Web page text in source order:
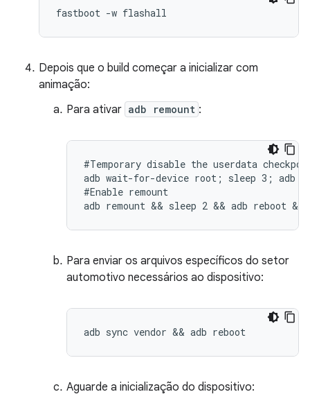
fastboot -w flashall
Depois que o build começar a inicializar com
animação:
Para ativar adb remount :
#Temporary disable the userdata
adb wait-for-device root; sleep 3; adb
#Enable remount
adb remount && sleep 2 && adb reboot
Para enviar os arquivos específicos do setor
automotivo necessários ao dispositivo:
adb sync vendor && adb reboot
Aguarde a inicialização do dispositivo: